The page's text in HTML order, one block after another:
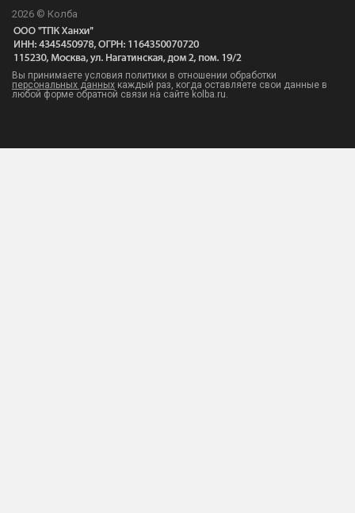
2026 © Колба
Вы принимаете условия политики в отношении обработки
персональных данных каждый раз, когда оставляете свои данные в
любой форме обратной связи на сайте kolba.ru.